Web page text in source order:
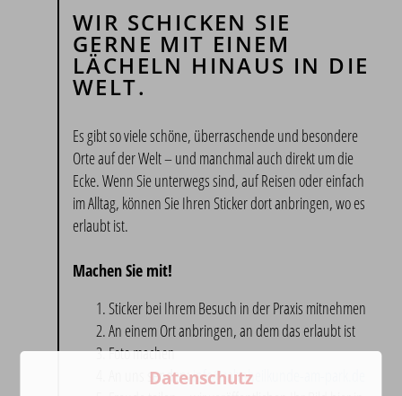
WIR SCHICKEN SIE
GERNE MIT EINEM
LÄCHELN HINAUS IN DIE
WELT.
Es gibt so viele schöne, überraschende und besondere
Orte auf der Welt – und manchmal auch direkt um die
Ecke. Wenn Sie unterwegs sind, auf Reisen oder einfach
im Alltag, können Sie Ihren Sticker dort anbringen, wo es
erlaubt ist.
Machen Sie mit!
Sticker bei Ihrem Besuch in der Praxis mitnehmen
An einem Ort anbringen, an dem das erlaubt ist
Foto machen
An uns senden:info@zahnheilkunde-am-park.de
Datenschutz